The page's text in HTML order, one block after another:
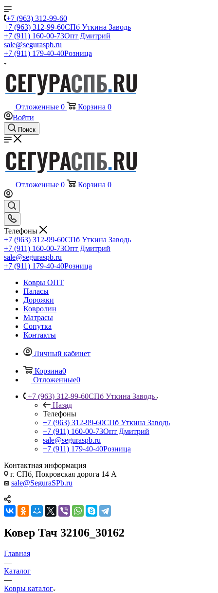
+7 (963) 312-99-60
+7 (963) 312-99-60СПб Уткина Заводь
+7 (911) 160-00-73Опт Дмитрий
sale@seguraspb.ru
+7 (911) 179-40-40Розница
Отложенные 0 Корзина 0
Войти
Поиск
Отложенные 0 Корзина 0
Телефоны
+7 (963) 312-99-60СПб Уткина Заводь
+7 (911) 160-00-73Опт Дмитрий
sale@seguraspb.ru
+7 (911) 179-40-40Розница
Ковры ОПТ
Паласы
Дорожки
Ковролин
Матрасы
Сопутка
Контакты
Личный кабинет
Корзина0
Отложенные0
+7 (963) 312-99-60СПб Уткина Заводь
Назад
Телефоны
+7 (963) 312-99-60СПб Уткина Заводь
+7 (911) 160-00-73Опт Дмитрий
sale@seguraspb.ru
+7 (911) 179-40-40Розница
Контактная информация
г. СПб, Покровская дорога 14 А
sale@SeguraSPb.ru
Ковер Тач 32106_30162
Главная
—
Каталог
—
Ковры каталог